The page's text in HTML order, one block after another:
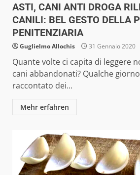
ASTI, CANI ANTI DROGA
CANILI: BEL GESTO DELLA
PENITENZIARIA
Guglielmo Allochis 31 Gennaio 2020
Quante volte ci capita di leggere
cani abbandonati? Qualche
raccontato dei...
Mehr erfahren